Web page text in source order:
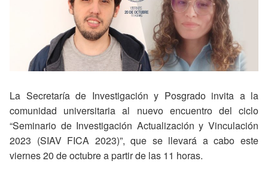
La Secretaría de Investigación y Posgrado invita a la
comunidad universitaria al nuevo encuentro del ciclo
“Seminario de Investigación Actualización y Vinculación
2023 (SIAV FICA 2023)”, que se llevará a cabo este
viernes 20 de octubre a partir de las 11 horas.